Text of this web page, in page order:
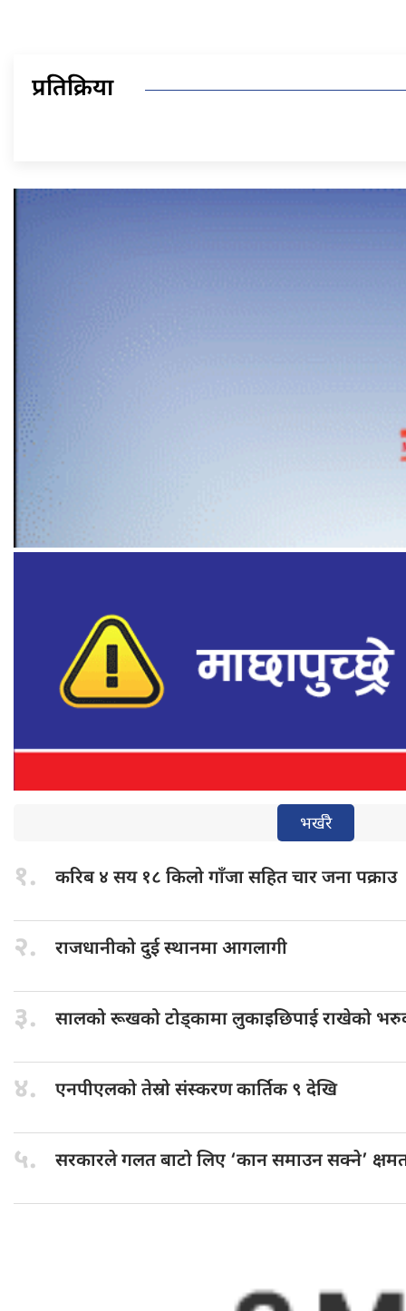
प्रतिक्रिया
भर्खरै
१. करिब ४ सय १८ किलो गाँजा सहित चार जना पक्राउ
२. राजधानीको दुईस्थानमा आगलागी
३. सालको रूखकोटोड्कामा लुकाइछिपाई राखेको
४. एनपीएलको तेस्रोसंस्करण कार्तिक ९ देखि
५. सरकारले गलतबाटो लिए ‘कान समाउन सक्ने’